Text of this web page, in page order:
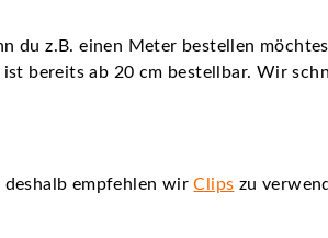
du z.B. einen Meter bestellen
bereits ab 20 cm bestellbar. Wir
deshalb empfehlen wirClips zu